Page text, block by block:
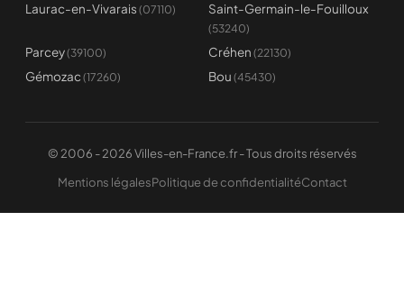
Laurac-en-Vivarais (07110) Saint-Germain-le-Fouilloux
(53240)
Parcey(39100) Créhen (22130)
Gémozac (17260) Bou (45430)
© 2006 - 2026 Villes-en-France.fr - Tous droits réservés
Mentions légalesPolitique de confidentialitéContact